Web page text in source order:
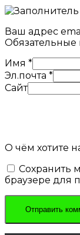
Ваш адрес
Имя *
Эл.почта *
Сайт
О чём хотите
Сохранить
браузере для